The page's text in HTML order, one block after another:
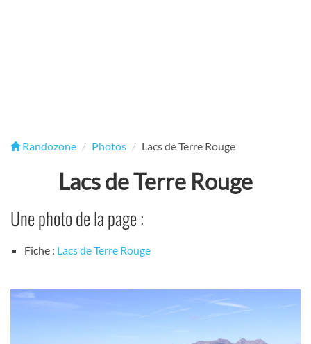
Randozone Photos Lacs de Terre Rouge
Lacs de Terre Rouge
Une photo de la page :
Fiche : Lacs de Terre Rouge